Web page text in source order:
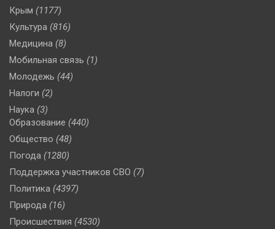
Крым (1177)
Культура (816)
Медицина (8)
Мобильная связь (1)
Молодежь (44)
Налоги (2)
Наука (3)
Образование (440)
Общество (48)
Погода (1280)
Поддержка участников СВО (7)
Политика (4397)
Природа (16)
Происшествия (4530)